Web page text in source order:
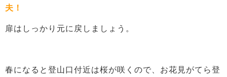
夫！
扉はしっかり元に戻しましょう。
春になると登山口付近は桜が咲くので、お花見がてら登